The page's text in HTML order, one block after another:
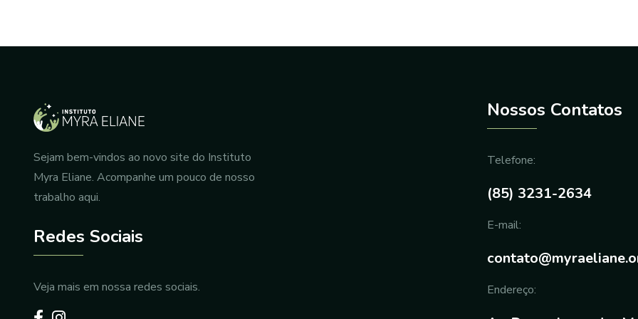
Sejam bem-vindos ao novo site do Instituto
Myra Eliane. Acompanhe um pouco de nosso
trabalho aqui.
Redes Sociais
Veja mais em nossa redes sociais.
Nossos Contatos
Telefone:
(85) 3231-2634
E-mail:
Endereço: